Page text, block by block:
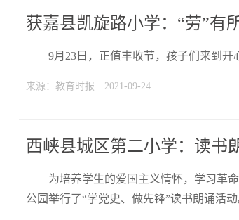
获嘉县凯旋路小学：“劳”有
9月23日，正值丰收节，孩子们来到开
来源：教育时报 2021-09-24
西峡县城区第二小学：读书
为培养学生的爱国主义情怀，学习革
公园举行了“学党史、做先锋”读书朗诵活动